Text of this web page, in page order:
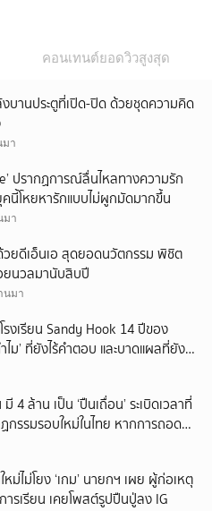
คอนเทนต์ยอดวิวสูงสุด
งบานประตูที่เปิด-ปิด ด้วยชุดความคิด
มา
ปรากฏการณ์ลื่นไหลทางความรัก
นี้โหยหารักแบบไม่ผูกมัดมากขึ้น
มา
ยดีเอ็นเอ สุดยอดนวัตกรรม พิชิต
ยนวลมานับสิบปี
นมา
รงเรียน Sandy Hook 14 ปีของ
ไม’ ที่ยังไร้คำตอบ และบาดแผลที่ยัง
ดชอบไม่จบ
4 ล้าน เป็น ‘ปืนเถื่อน’ ระเบิดเวลาที่
กรรมรอบใหม่ในไทย หากการถอดบท
นเพียง ‘ลมปาก’
ม่ไม่โยง ‘เกม’ นายกฯ เผย ผู้ก่อเหตุ
ารเรียน เคยโพสต์รูปปืนปู่ลง IG